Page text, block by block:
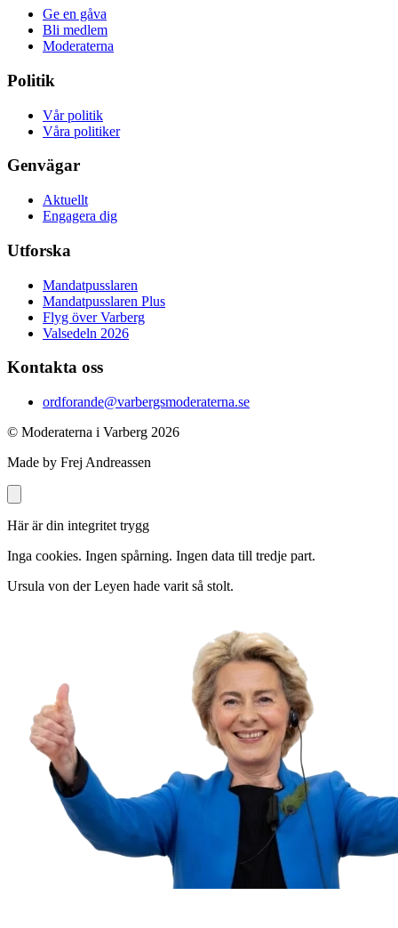
Ge en gåva
Bli medlem
Moderaterna
Politik
Vår politik
Våra politiker
Genvägar
Aktuellt
Engagera dig
Utforska
Mandatpusslaren
Mandatpusslaren Plus
Flyg över Varberg
Valsedeln 2026
Kontakta oss
ordforande@varbergsmoderaterna.se
© Moderaterna i Varberg 2026
Made by Frej Andreassen
Här är din integritet trygg
Inga cookies. Ingen spårning. Ingen data till tredje part.
Ursula von der Leyen hade varit så stolt.